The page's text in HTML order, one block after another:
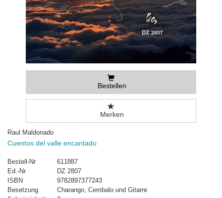
Bestellen
Merken
Raul Maldonado
Cuentos del valle encantado
Bestell-Nr
611887
Ed.-Nr
DZ 2807
ISBN
9782897377243
Besetzung
Charango, Cembalo und Gitarre